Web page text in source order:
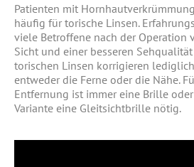
Patienten mit
häufig für torische Linsen.
viele Betroffene nach der Operation
Sicht und einer besseren
torischen Linsen korrigieren
entweder die Ferne oder die Nähe.
Entfernung ist immer eine Brille
Variante eine Gleitsichtbrille nötig.